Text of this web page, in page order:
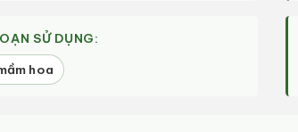
SỬ DỤNG:
hoa